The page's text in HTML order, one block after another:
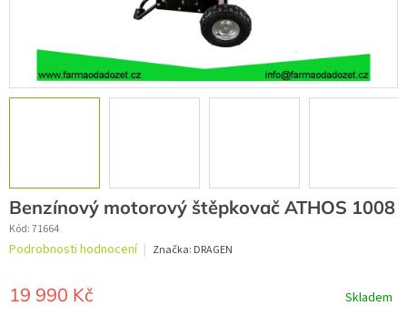
Benzínový motorový štěpkovač ATHOS 1008
Kód:71664
Průměrné
je
0,0
Podrobnosti hodnocení Značka: DRAGEN
19 990 Kč Skladem